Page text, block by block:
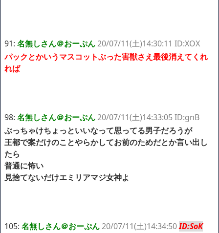
91: 名無しさん＠おーぷん20/07/11(土)14:30:11 ID:XOX
パックとかいうマスコットぶった害獣さえ最後消えてくれ
れば
98: 名無しさん＠おーぷん20/07/11(土)14:33:05 ID:gnB
ぶっちゃけちょっといいなって思ってる男子だろうが
王都で案だけのことやらかしてお前のためだとか言い出し
たら
普通に怖い
見捨てないだけエミリアマジ女神よ
105: 名無しさん＠おーぷん20/07/11(土)14:34:50ID:SoK